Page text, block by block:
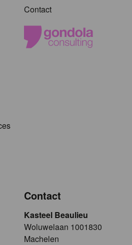
Contact
Contact
Kasteel Beaulieu
​​​Woluwelaan 1001830
Machelen